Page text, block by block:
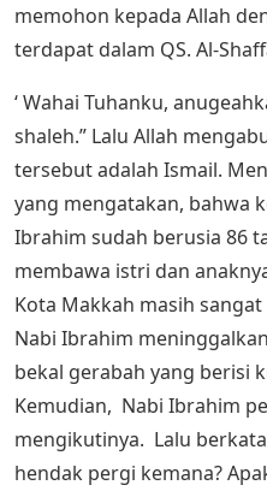
memohon kepada Allah
terdapat dalam QS. Al-
‘ Wahai Tuhanku,
shaleh.” Lalu Allah
tersebut adalah Ismail.
yang mengatakan, bahwa
Ibrahim sudah berusia 86
membawa istri dan
Kota Makkah masih
Nabi Ibrahim
bekal gerabah yang berisi
Kemudian, Nabi Ibrahim
mengikutinya. Lalu
hendak pergi kemana?